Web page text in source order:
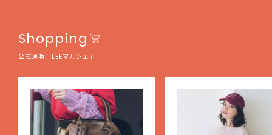
Shopping
公式通販「LEEマルシェ」